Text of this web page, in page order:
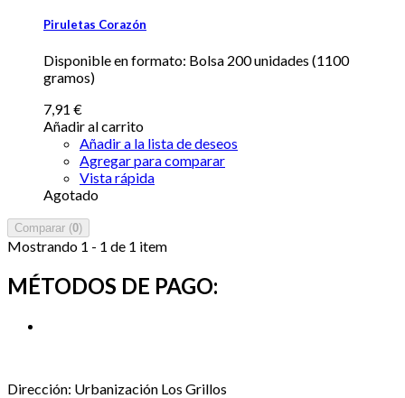
Piruletas Corazón
Disponible en formato: Bolsa 200 unidades (1100
gramos)
7,91 €
Añadir al carrito
Añadir a la lista de deseos
Agregar para comparar
Vista rápida
Agotado
Comparar (0)
Mostrando 1 - 1 de 1 item
MÉTODOS DE PAGO:
Dirección: Urbanización Los Grillos